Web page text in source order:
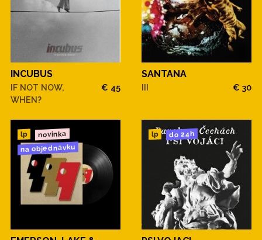
INCUBUS
IF NOT NOW,
WHEN?
€ 45
SANTANA
III € 30
lp novinka
na objednávku
lp do 24h